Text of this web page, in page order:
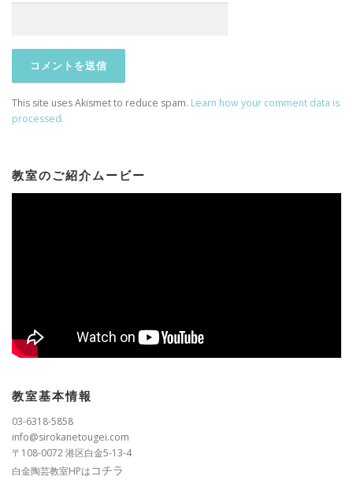
This site uses Akismet to reduce spam. Learn how your comment data is
processed.
教室のご紹介ムービー
教室基本情報
03-6318-5858
info@sirokanetougei.com
〒108-0072 港区白金5-13-4
白金陶芸教室HPはコチラ